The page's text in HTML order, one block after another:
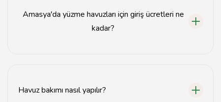
Amasya'da yüzme havuzları için giriş ücretleri ne
kadar?
Havuz bakımı nasıl yapılır?